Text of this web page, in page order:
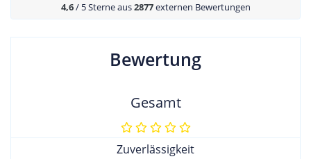
4,6/ 5 Sterne aus2877externen Bewertungen
Bewertung
Gesamt
Zuverlässigkeit